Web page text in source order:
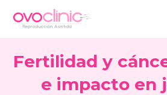
Fertilidad y
e impacto en